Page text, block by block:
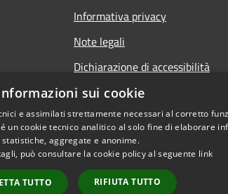
Informativa privacy
Note legali
Dichiarazione di accessibilità
Copyright © 2026 •
sui cookie
e assimilati strettamente necessari al corretto
un cookie tecnico analitico al solo fine di elaborare
statistiche, aggregate e anonime.
può consultare la cookie policy al seguente link
TUTTO RIFIUTA TUTTO